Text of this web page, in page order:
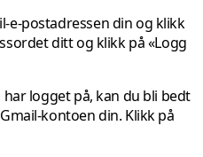
e-postadressen din og klikk
ditt og klikk på «Logg
har logget på, kan du bli bedt
kontoen din. Klikk på